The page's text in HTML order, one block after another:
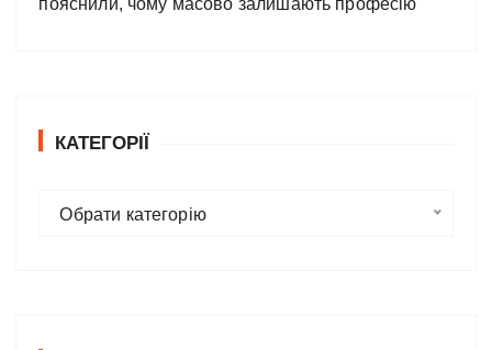
КАТЕГОРІЇ
Обрати категорію